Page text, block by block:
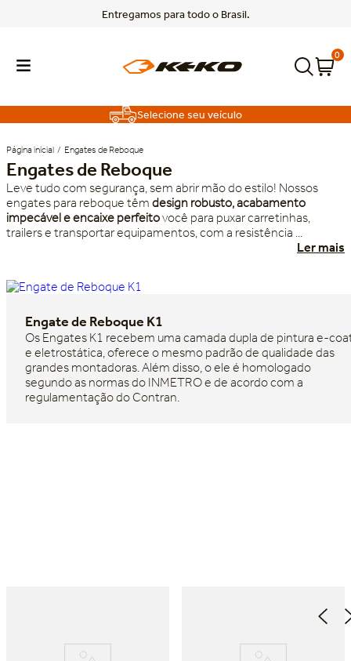
Entregamos para todo o Brasil.
0
Selecione seu veículo
Engates de Reboque
Engates de Reboque
Leve tudo com segurança, sem abrir mão do estilo! Nossos
engates para reboque têm design robusto, acabamento
impecável e encaixe perfeitovocê para puxar carretinhas,
trailers e transportar equipamentos, com a resistência ...
Ler mais
Engate de Reboque K1
Os Engates K1 recebem uma camada dupla de pintura e-
e eletrostática, oferece o mesmo padrão de qualidade das
grandes montadoras. Além disso, o ele é homologado
segundo as normas do INMETRO e de acordo com a
regulamentação do Contran.
TERMOS MAIS BUSCADOS
1º f150